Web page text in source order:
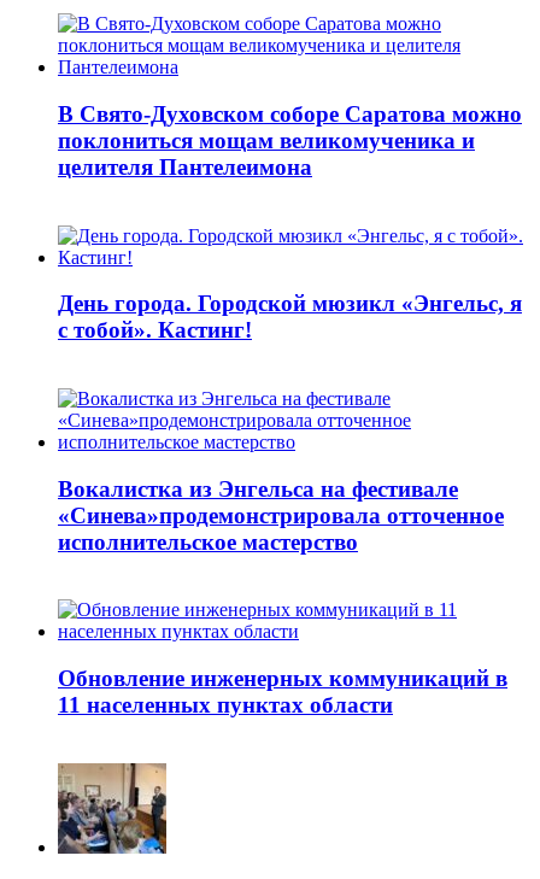
В Свято-Духовском соборе Саратова можно
поклониться мощам великомученика и
целителя Пантелеимона
День города. Городской мюзикл «Энгельс, я
с тобой». Кастинг!
Вокалистка из Энгельса на фестивале
«Синева»продемонстрировала отточенное
исполнительское мастерство
Обновление инженерных коммуникаций в
11 населенных пунктах области